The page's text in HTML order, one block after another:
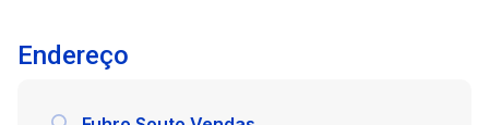
confortável e bem localizado. Agende uma visita
e conheça seu novo lar no Edifício Residencial
Endereço